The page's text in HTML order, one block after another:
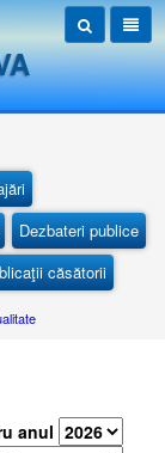
Dezbateri publice
căsătorii
anul